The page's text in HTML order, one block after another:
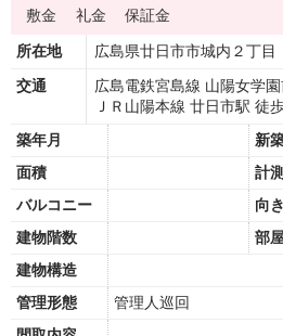
敷金 礼金 保証金
所在地
広島県廿日市市城内２丁
交通
広島電鉄宮島線 山陽女学
ＪＲ山陽本線 廿日市駅 徒
築年月
新
面積
計
バルコニー
向き
建物階数
部
建物構造
管理形態
管理人巡回